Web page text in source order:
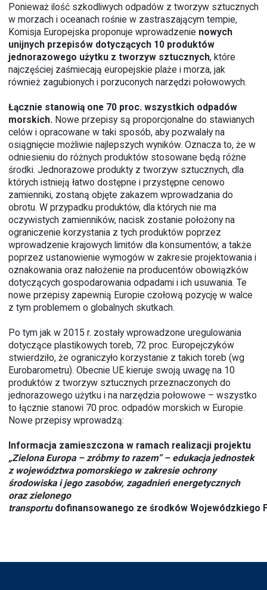
Ponieważ ilość szkodliwych odpadów z tworzyw sztucznych
w morzach i oceanach rośnie w zastraszającym tempie,
Komisja Europejska proponuje wprowadzenie nowych
unijnych przepisów dotyczących 10 produktów
jednorazowego użytku z tworzyw sztucznych, które
najczęściej zaśmiecają europejskie plaże i morza, jak
również zagubionych i porzuconych narzędzi połowowych.
Łącznie stanowią one 70 proc. wszystkich odpadów
morskich. Nowe przepisy są proporcjonalne do stawianych
celów i opracowane w taki sposób, aby pozwalały na
osiągnięcie możliwie najlepszych wyników. Oznacza to, że w
odniesieniu do różnych produktów stosowane będą różne
środki. Jednorazowe produkty z tworzyw sztucznych, dla
których istnieją łatwo dostępne i przystępne cenowo
zamienniki, zostaną objęte zakazem wprowadzania do
obrotu. W przypadku produktów, dla których nie ma
oczywistych zamienników, nacisk zostanie położony na
ograniczenie korzystania z tych produktów poprzez
wprowadzenie krajowych limitów dla konsumentów, a także
poprzez ustanowienie wymogów w zakresie projektowania i
oznakowania oraz nałożenie na producentów obowiązków
dotyczących gospodarowania odpadami i ich usuwania. Te
nowe przepisy zapewnią Europie czołową pozycję w walce
z tym problemem o globalnych skutkach.
Po tym jak w 2015 r. zostały wprowadzone uregulowania
dotyczące plastikowych toreb, 72 proc. Europejczyków
stwierdziło, że ograniczyło korzystanie z takich toreb (wg
Eurobarometru). Obecnie UE kieruje swoją uwagę na 10
produktów z tworzyw sztucznych przeznaczonych do
jednorazowego użytku i na narzędzia połowowe – wszystko
to łącznie stanowi 70 proc. odpadów morskich w Europie.
Nowe przepisy wprowadzą:
Informacja zamieszczona w ramach realizacji projektu
„Zielona Europa – zróbmy to razem” – edukacja jednostek
z województwa pomorskiego w zakresie ochrony
środowiska i jego zasobów, zagadnień energetycznych
oraz zielonego
transportu dofinansowanego ze środków Wojewódzkiego